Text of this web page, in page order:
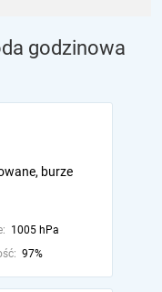
godzinowa
burze
1005 hPa
97%